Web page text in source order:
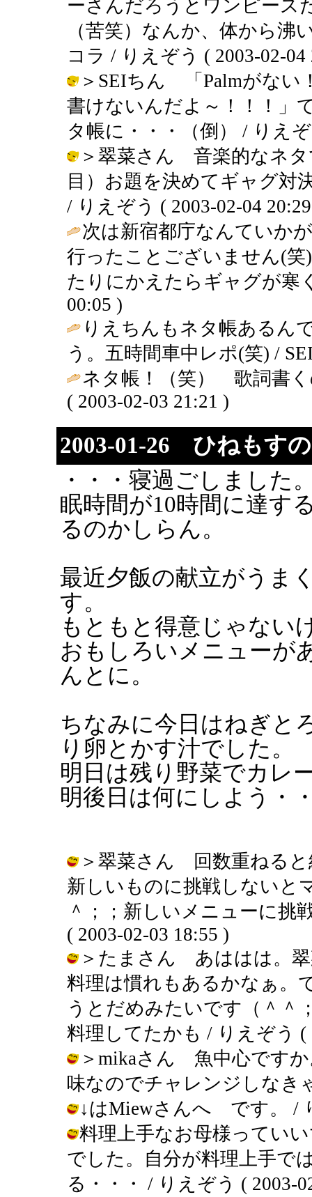
ーさんだろうとワンピース
（苦笑）なんか、体から
コラ / りえぞう ( 2003-02-04
＞SEIちん 「Palmがない
書けないんだよ～！！！」
タ帳に・・・（倒） / りえ
＞翠菜さん 音楽的なネタ
目）お題を決めてギャグ対
/ りえぞう ( 2003-02-04
次は新宿都庁なんていか
行ったことございません(
たりにかえたらギャグが寒
00:05 )
りえちんもネタ帳あるん
う。五時間車中レポ(笑) /
ネタ帳！（笑） 歌詞書
( 2003-02-03 21:21 )
2003-01-26 ひねもす
・・・寝過ごしました
眠時間が10時間に達す
るのかしらん。
最近夕飯の献立がうま
す。
もともと得意じゃない
おもしろいメニューが
んとに。
ちなみに今日はねぎと
り卵とかす汁でした。
明日は残り野菜でカレ
明後日は何にしよう・
＞翠菜さん 回数重ねると
新しいものに挑戦しないと
＾；；新しいメニューに挑
( 2003-02-03 18:55 )
＞たまさん あははは。翠
料理は慣れもあるかなぁ。
うとだめみたいです（＾＾
料理してたかも / りえぞう (
＞mikaさん 魚中心ですか
味なのでチャレンジしなき
↓はMiewさんへ です。 /
料理上手なお母様ってい
でした。自分が料理上手で
る・・・ / りえぞう ( 2003-